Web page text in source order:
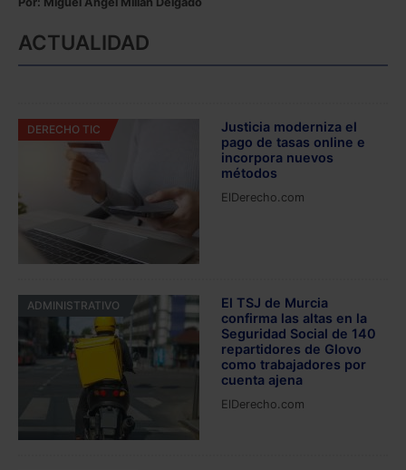
ACTUALIDAD
Justicia moderniza el
pago de tasas online e
incorpora nuevos
métodos
ElDerecho.com
DERECHO TIC
El TSJ de Murcia
confirma las altas en la
Seguridad Social de 140
repartidores de Glovo
como trabajadores por
cuenta ajena
ElDerecho.com
ADMINISTRATIVO